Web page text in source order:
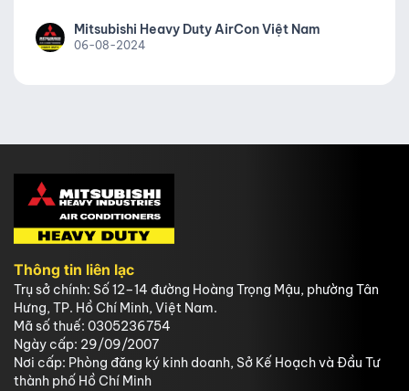
Mitsubishi Heavy Duty AirCon Việt Nam
06-08-2024
Thông tin liên lạc
Trụ sở chính: Số 12–14 đường Hoàng Trọng Mậu, phường Tân
Hưng, TP. Hồ Chí Minh, Việt Nam.
Mã số thuế: 0305236754
Ngày cấp: 29/09/2007
Nơi cấp: Phòng đăng ký kinh doanh, Sở Kế Hoạch và Đầu Tư
thành phố Hồ Chí Minh